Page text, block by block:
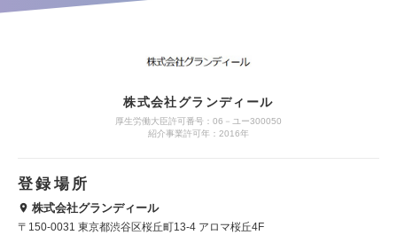
株式会社グランディール
厚生労働大臣許可番号：06－ユー300050
紹介事業許可年：2016年
登録場所
株式会社グランディール
〒150-0031 東京都渋谷区桜丘町13-4 アロマ桜丘4F